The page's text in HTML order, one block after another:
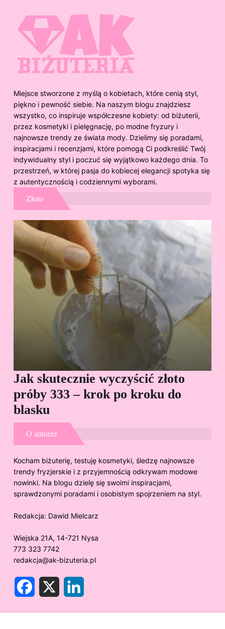
Miejsce stworzone z myślą o kobietach, które cenią styl,
piękno i pewność siebie. Na naszym blogu znajdziesz
wszystko, co inspiruje współczesne kobiety: od biżuterii,
przez kosmetyki i pielęgnację, po modne fryzury i
najnowsze trendy ze świata mody. Dzielimy się poradami,
inspiracjami i recenzjami, które pomogą Ci podkreślić Twój
indywidualny styl i poczuć się wyjątkowo każdego dnia. To
przestrzeń, w której pasja do kobiecej elegancji spotyka się
z autentycznością i codziennymi wyborami.
Złoto
Jak skutecznie wyczyścić złoto
próby 333 – krok po kroku do
blasku
O autorze
Kocham biżuterię, testuję kosmetyki, śledzę najnowsze
trendy fryzjerskie i z przyjemnością odkrywam modowe
nowinki. Na blogu dzielę się swoimi inspiracjami,
sprawdzonymi poradami i osobistym spojrzeniem na styl.
Redakcja: Dawid Mielcarz
Wiejska 21A, 14-721 Nysa
773 323 7742
redakcja@ak-bizuteria.pl
b
e